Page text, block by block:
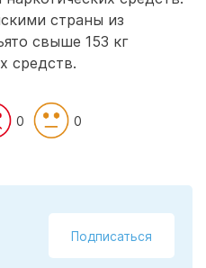
страны из
свыше 153 кг
средств.
0 0
Подписаться